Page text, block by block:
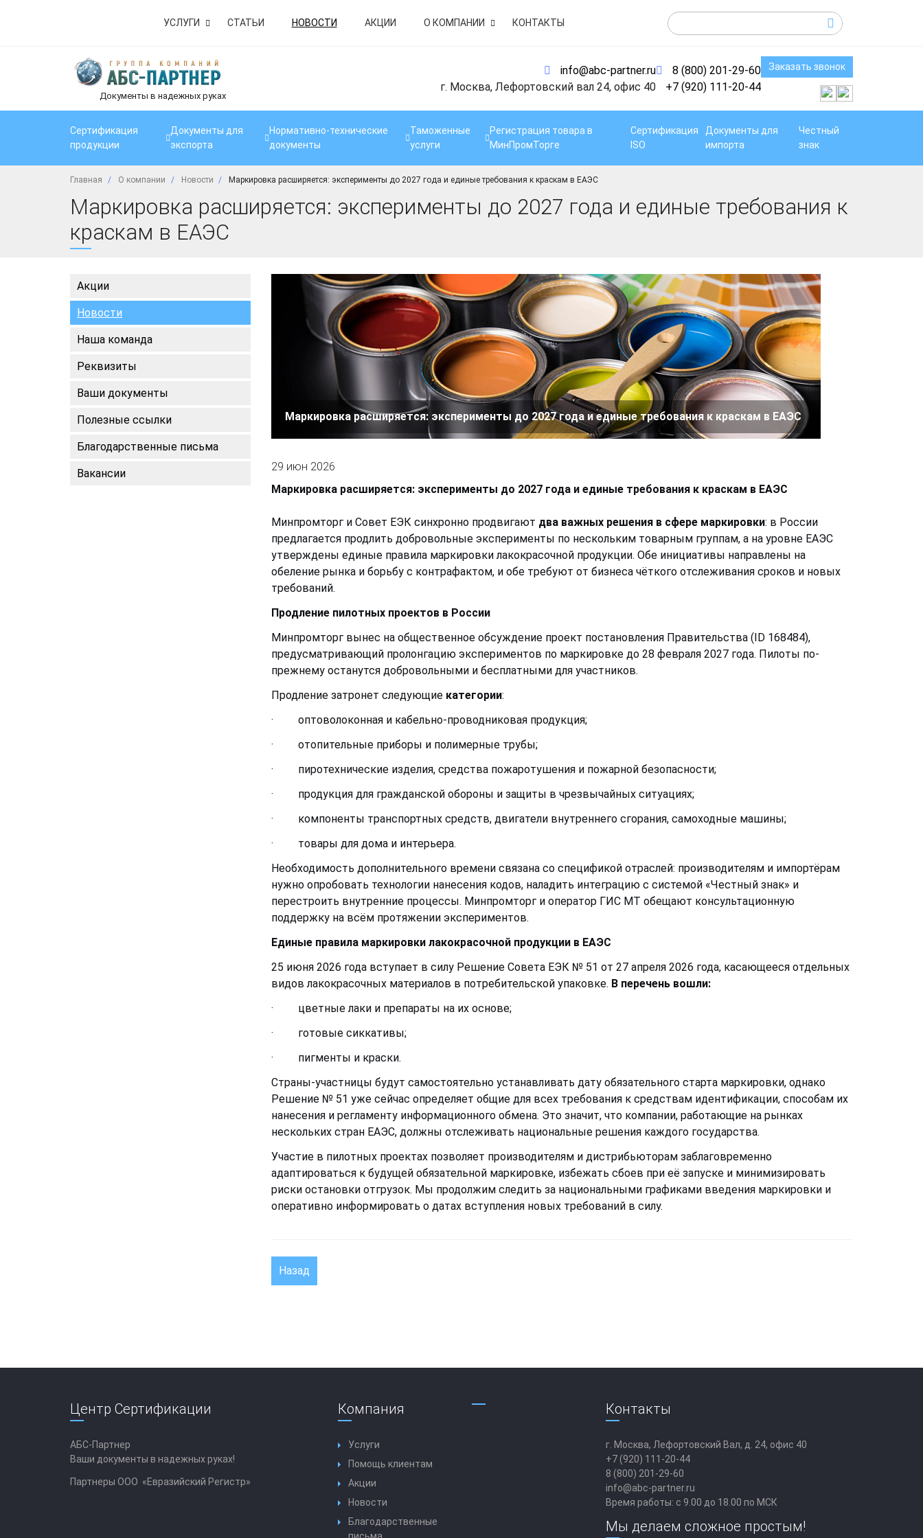
УСЛУГИ СТАТЬИ НОВОСТИ АКЦИИ О КОМПАНИИ КОНТАКТЫ
Документы в надежных руках
info@abc-partner.ru
г. Москва, Лефортовский вал 24, офис 40
8 (800) 201-29-60
+7 (920) 111-20-44
Заказать звонок
Сертификация
продукции
Документы для
экспорта
Нормативно-технические
документы
Таможенные
услуги
Регистрация товара в
МинПромТорге
Сертификация
ISO
Документы для
импорта
Честный
знак
Главная О компании Новости Маркировка расширяется: эксперименты до 2027 года и единые требования к краскам в ЕАЭС
Маркировка расширяется: эксперименты до 2027 года и единые требования к
краскам в ЕАЭС
Акции
Новости
Наша команда
Реквизиты
Ваши документы
Полезные ссылки
Благодарственные письма
Вакансии
Маркировка расширяется: эксперименты до 2027 года и единые требования к краскам в ЕАЭС
29 июн 2026
Маркировка расширяется: эксперименты до 2027 года и единые требования к краскам в ЕАЭС
Минпромторг и Совет ЕЭК синхронно продвигают два важных решения в сфере маркировки: в России
предлагается продлить добровольные эксперименты по нескольким товарным группам, а на уровне ЕАЭС
утверждены единые правила маркировки лакокрасочной продукции. Обе инициативы направлены на
обеление рынка и борьбу с контрафактом, и обе требуют от бизнеса чёткого отслеживания сроков и новых
требований.
Продление пилотных проектов в России
Минпромторг вынес на общественное обсуждение проект постановления Правительства (ID 168484),
предусматривающий пролонгацию экспериментов по маркировке до 28 февраля 2027 года. Пилоты по-
прежнему останутся добровольными и бесплатными для участников.
Продление затронет следующие категории:
· оптоволоконная и кабельно-проводниковая продукция;
· отопительные приборы и полимерные трубы;
· пиротехнические изделия, средства пожаротушения и пожарной безопасности;
· продукция для гражданской обороны и защиты в чрезвычайных ситуациях;
· компоненты транспортных средств, двигатели внутреннего сгорания, самоходные машины;
· товары для дома и интерьера.
Необходимость дополнительного времени связана со спецификой отраслей: производителям и импортёрам
нужно опробовать технологии нанесения кодов, наладить интеграцию с системой «Честный знак» и
перестроить внутренние процессы. Минпромторг и оператор ГИС МТ обещают консультационную
поддержку на всём протяжении экспериментов.
Единые правила маркировки лакокрасочной продукции в ЕАЭС
25 июня 2026 года вступает в силу Решение Совета ЕЭК № 51 от 27 апреля 2026 года, касающееся отдельных
видов лакокрасочных материалов в потребительской упаковке. В перечень вошли:
· цветные лаки и препараты на их основе;
· готовые сиккативы;
· пигменты и краски.
Страны-участницы будут самостоятельно устанавливать дату обязательного старта маркировки, однако
Решение № 51 уже сейчас определяет общие для всех требования к средствам идентификации, способам их
нанесения и регламенту информационного обмена. Это значит, что компании, работающие на рынках
нескольких стран ЕАЭС, должны отслеживать национальные решения каждого государства.
Участие в пилотных проектах позволяет производителям и дистрибьюторам заблаговременно
адаптироваться к будущей обязательной маркировке, избежать сбоев при её запуске и минимизировать
риски остановки отгрузок. Мы продолжим следить за национальными графиками введения маркировки и
оперативно информировать о датах вступления новых требований в силу.
Назад
Центр Сертификации
АБС-Партнер
Ваши документы в надежных руках!
Партнеры ООО «Евразийский Регистр»
Компания
Услуги
Помощь клиентам
Акции
Новости
Благодарственные
Контакты
г. Москва, Лефортовский Вал, д. 24, офис 40
+7 (920) 111-20-44
8 (800) 201-29-60
info@abc-partner.ru
Время работы: с 9.00 до 18.00 по МСК
Мы делаем сложное простым!